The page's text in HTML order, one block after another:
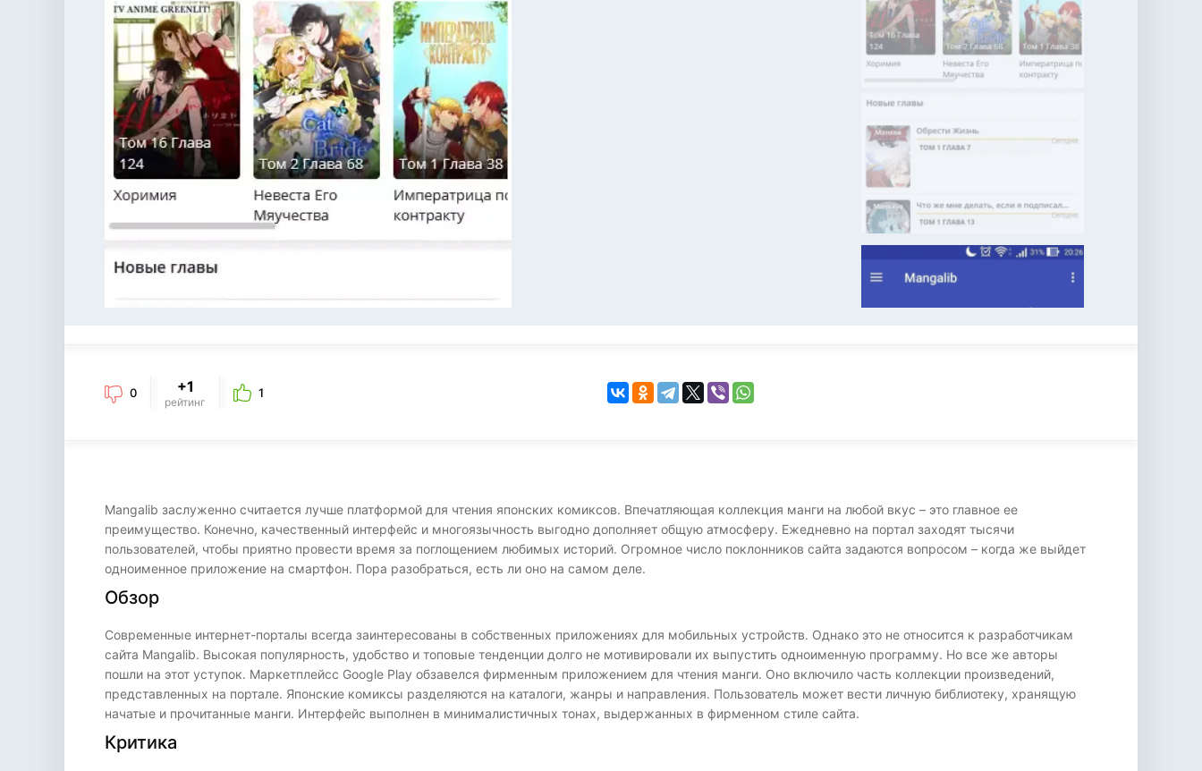
0 +1
рейтинг
1
Mangalib заслуженно считается лучше платформой для чтения японских комиксов. Впечатляющая коллекция манги на любой вкус – это главное ее
преимущество. Конечно, качественный интерфейс и многоязычность выгодно дополняет общую атмосферу. Ежедневно на портал заходят тысячи
пользователей, чтобы приятно провести время за поглощением любимых историй. Огромное число поклонников сайта задаются вопросом – когда же выйдет
одноименное приложение на смартфон. Пора разобраться, есть ли оно на самом деле.
Обзор
Современные интернет-порталы всегда заинтересованы в собственных приложениях для мобильных устройств. Однако это не относится к разработчикам
сайта Mangalib. Высокая популярность, удобство и топовые тенденции долго не мотивировали их выпустить одноименную программу. Но все же авторы
пошли на этот уступок. Маркетплейсc Google Play обзавелся фирменным приложением для чтения манги. Оно включило часть коллекции произведений,
представленных на портале. Японские комиксы разделяются на каталоги, жанры и направления. Пользователь может вести личную библиотеку, хранящую
начатые и прочитанные манги. Интерфейс выполнен в минималистичных тонах, выдержанных в фирменном стиле сайта.
Критика